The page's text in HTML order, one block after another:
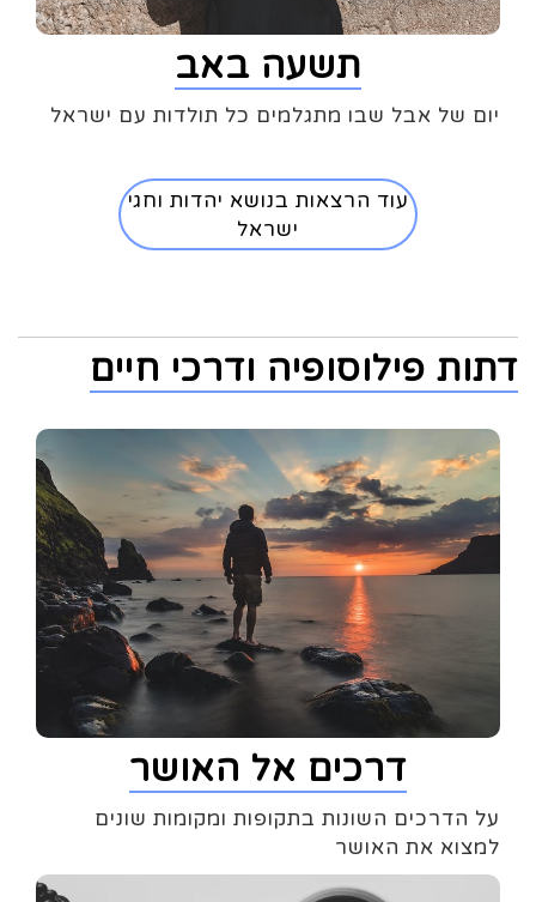
תשעה באב
יום של אבל שבו מתגלמים כל תולדות עם ישראל
עוד הרצאות בנושא יהדות וחגי
ישראל
דתות פילוסופיה ודרכי חיים
דרכים אל האושר
על הדרכים השונות בתקופות ומקומות שונים
למצוא את האושר